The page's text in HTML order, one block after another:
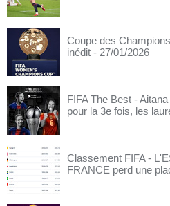
Coupe des
inédit - 27/01/2026
FIFA The Best -
pour la 3e fois, les
Classement FIFA -
FRANCE perd une